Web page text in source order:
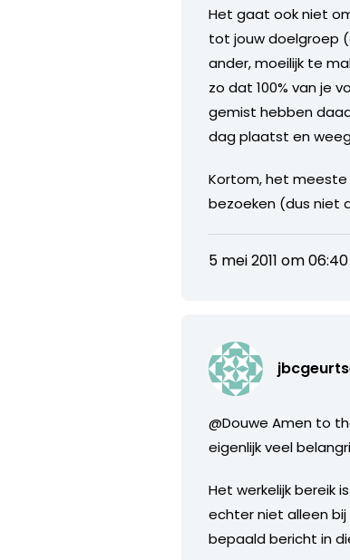
Het gaat ook niet
tot jouw doelgroep
ander, moeilijk te
zo dat 100% van je
gemist hebben
dag plaatst en
Kortom, het
bezoeken (dus niet
5 mei 2011 om 06:40
@Douwe Amen to
eigenlijk veel
Het werkelijk bereik
echter niet alleen
bepaald bericht in